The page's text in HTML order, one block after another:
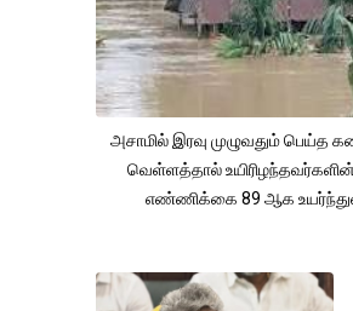
அசாமில் இரவு முழுவதும் பெய்த
வெள்ளத்தால்
எண்ணிக்கை 89 ஆக